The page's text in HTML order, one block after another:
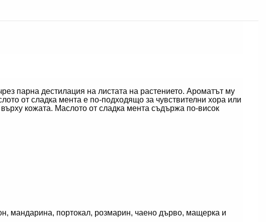
парна дестилация на листата на растението. Ароматът му
от сладка мента е по-подходящо за чувствителни хора или
кожата. Маслото от сладка мента съдържа по-висок
мандарина, портокал, розмарин, чаено дърво, мащерка и